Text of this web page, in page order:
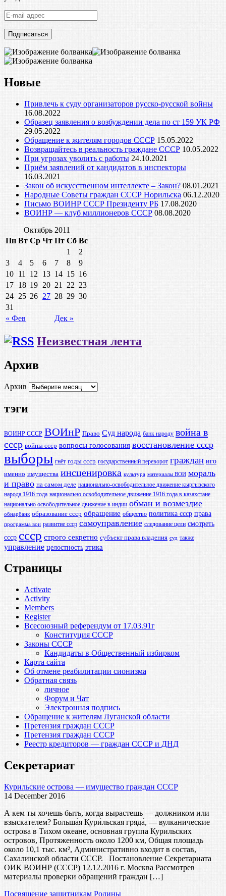
E-
mail
адрес
Новые
Привлечь к суду организаторов русско-русской войны
16.08.2022
Образец заявления о возбуждении дела по ст 159 УК РФ
29.05.2022
Обращение к жителям городов СССР 15.05.2022
Возвращайтесь в реальность граждане СССР 10.05.2022
При угрозах уволить с работы 24.10.2021
Приём заявлений от кандидатов в инспекторы
16.03.2021
Закон об искусственном интеллекте – Закон? 08.01.2021
Народные Советы граждан СССР Норильска 06.12.2020
Письмо ВОИНР СССР Президенту РБ 17.08.2020
ВОИНР — клуб миллионеров СССР 08.08.2020
Октябрь 2011
Пн Вт Ср Чт Пт Сб Вс
« Фев Дек »
1
2
3
4 5 6 7 8
9
10 11 12 13 14 15 16
17 18 19 20 21 22 23
24 25 26 27 28 29 30
31
Неизвестная лента
Архив
Архив
тэги
ВОИНР СССР ВОИнР Право Суд народа банк народу война в
ссср войны ссср вопросы голосования восстановление ссср
выборы гнёт годы ссср государственный переворот граждан иго
именно имущества инсценировка культура материалы ВОИ мораль
и право на самом деле национально-освободительное движение кыргызского
народа 1916 года национально освободительное движение 1916 года в казахстане
национально освободительное движение в индии обман и возмездие
обнарбанк образование ссср обращение общество политика ссср права
программа вои развитие ссср самоуправление следование цели смотреть
ссср ссср строго секретно субъект права владения суд также
управление целостность этика
Страницы
Activate
Activity
Members
Register
Всесоюзный референдум от 17.03.91г
Конституция СССР
Законы СССР
Кандидаты в Общественный избирком
Карта сайта
Об отмене реабилитации сионизма
Обратная связь
личное
Форум и Чат
Электронная подпись
Обращение к жителям Луганской области
Претензия граждан СССР
Претензия граждан СССР
Реестр кредиторов — граждан СССР и ДНД
Секретариат
Курильские острова — имущество граждан СССР
14 December 2016
А кем ты хочешь быть, когда вырастешь — должником или
взыскателем? Больша́я Кури́льская гряда́, — вулканические
острова в Тихом океане, основная группа Курильских
островов, Протяженность около 1200 км, Общая площадь
около 10,1 тыс. км², Административно входит в состав,
Сахалинской области СССР. Постановление Секретариата
ОИК ВОИНР (СССР) 12.12.2016 г. Москва Рассмотрев
материалы проверки обращений граждан […]
Посвящение защитникам Родины